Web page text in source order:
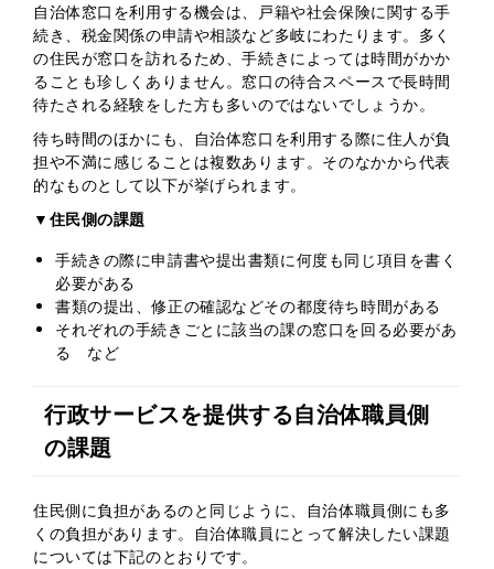
自治体窓口を利用する機会は、戸籍や社会保険に関する手
続き、税金関係の申請や相談など多岐にわたります。多く
の住民が窓口を訪れるため、手続きによっては時間がかか
ることも珍しくありません。窓口の待合スペースで長時間
待たされる経験をした方も多いのではないでしょうか。
待ち時間のほかにも、自治体窓口を利用する際に住人が負
担や不満に感じることは複数あります。そのなかから代表
的なものとして以下が挙げられます。
▼住民側の課題
手続きの際に申請書や提出書類に何度も同じ項目を書く
必要がある
書類の提出、修正の確認などその都度待ち時間がある
それぞれの手続きごとに該当の課の窓口を回る必要があ
る など
行政サービスを提供する自治体職員側
の課題
住民側に負担があるのと同じように、自治体職員側にも多
くの負担があります。自治体職員にとって解決したい課題
については下記のとおりです。